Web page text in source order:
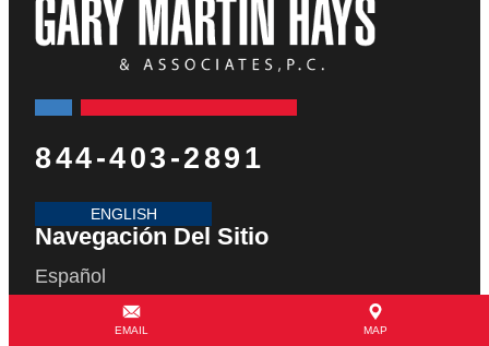
844-403-2891
ENGLISH
Navegación Del Sitio
Español
Nuestra Historia
EMAIL MAP